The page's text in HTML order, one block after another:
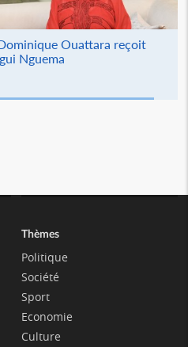
Ouattara reçoit
Nguema
Thèmes
Politique
Société
Sport
Economie
Culture